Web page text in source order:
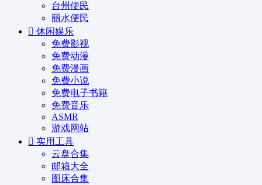
台州便民
丽水便民
休闲娱乐
免费影视
免费动漫
免费漫画
免费小说
免费电子书籍
免费音乐
ASMR
游戏网站
实用工具
云盘合集
邮箱大全
图床合集